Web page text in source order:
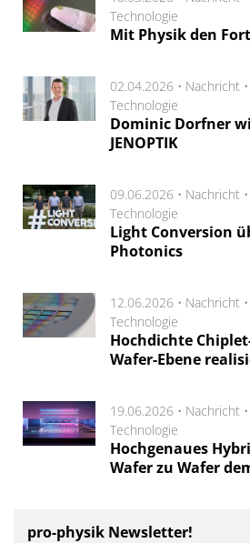
Technologie
Mit Physik den
02.04.2026 • Nachricht •
Technologie
Dominic Dorfner
JENOPTIK
09.06.2026 • Nachricht •
Technologie
Light Conversion
Photonics
12.06.2026 • Nachricht •
Technologie
Hochdichte
Wafer-Ebene
19.06.2026 • Nachricht •
Technologie
Hochgenaues
Wafer zu Wafer
pro-physik Newsletter!